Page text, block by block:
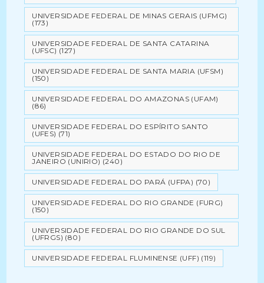
UNIVERSIDADE FEDERAL DE MINAS GERAIS (UFMG)
(173)
UNIVERSIDADE FEDERAL DE SANTA CATARINA
(UFSC) (127)
UNIVERSIDADE FEDERAL DE SANTA MARIA (UFSM)
(150)
UNIVERSIDADE FEDERAL DO AMAZONAS (UFAM)
(86)
UNIVERSIDADE FEDERAL DO ESPÍRITO SANTO
(UFES) (71)
UNIVERSIDADE FEDERAL DO ESTADO DO RIO DE
JANEIRO (UNIRIO) (240)
UNIVERSIDADE FEDERAL DO PARÁ (UFPA) (70)
UNIVERSIDADE FEDERAL DO RIO GRANDE (FURG)
(150)
UNIVERSIDADE FEDERAL DO RIO GRANDE DO SUL
(UFRGS) (80)
UNIVERSIDADE FEDERAL FLUMINENSE (UFF) (119)